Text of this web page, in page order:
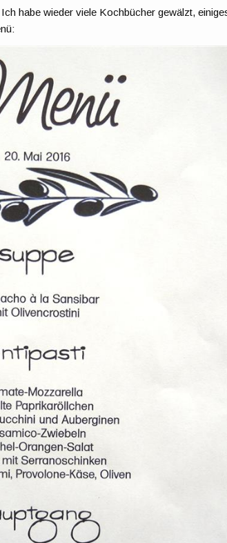
habe wieder viele Kochbücher gewälzt,